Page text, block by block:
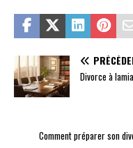
Divorce à
Comment préparer son